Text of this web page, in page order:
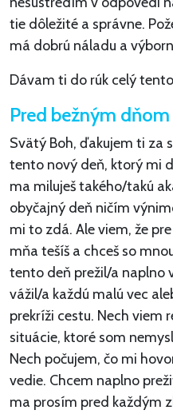
tie dôležité a správne.
má dobrú náladu a
Dávam ti do rúk celý
Pred bežným dňom
Svätý Boh, ďakujem ti za
tento nový deň, ktorý mi
ma miluješ takého/takú
obyčajný deň ničím
mi to zdá. Ale viem, že
mňa tešíš a chceš so
tento deň prežil/a naplno
vážil/a každú malú vec
prekríži cestu. Nech viem
situácie, ktoré som
Nech počujem, čo mi
vedie. Chcem naplno
ma prosím pred každým